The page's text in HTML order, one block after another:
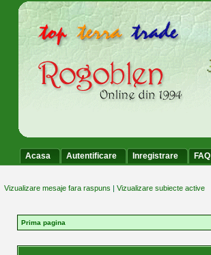
Acasa Autentificare Inregistrare FAQ
Vizualizare mesaje fara raspuns | Vizualizare subiecte active
Prima pagina